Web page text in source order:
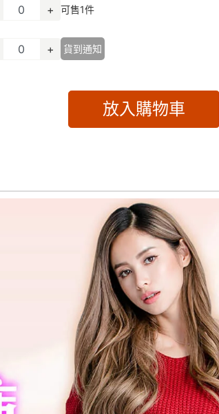
+ 可售1件
+ 貨到通知
放入購物車